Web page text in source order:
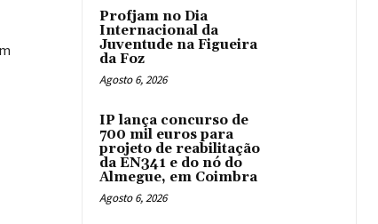
Profjam no Dia
Internacional da
Juventude na Figueira
da Foz
Agosto 6, 2026
IP lança concurso de
700 mil euros para
projeto de reabilitação
da EN341 e do nó do
Almegue, em Coimbra
Agosto 6, 2026